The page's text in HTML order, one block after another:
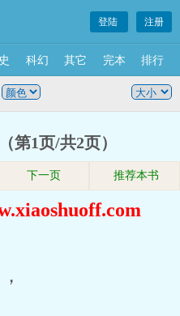
登陆 注册
科幻 其它 完本 排行
第1页/共2页）
下一页 推荐本书